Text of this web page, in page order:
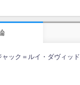
ャック＝ルイ・ダヴィッド